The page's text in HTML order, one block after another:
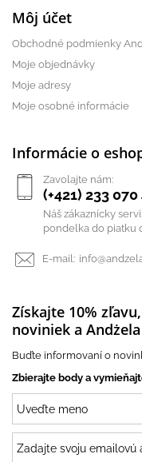
Môj účet
Obchodné podmienky
Moje objednávky
Moje adresy
Moje osobné informácie
Informácie o
Zavolajte nám:
(+421) 233 070
Náš zákaznícky
pondelka do piatku
E-mail:
Získajte 10%
noviniek a
Buďte informovaní o
Zbierajte body a